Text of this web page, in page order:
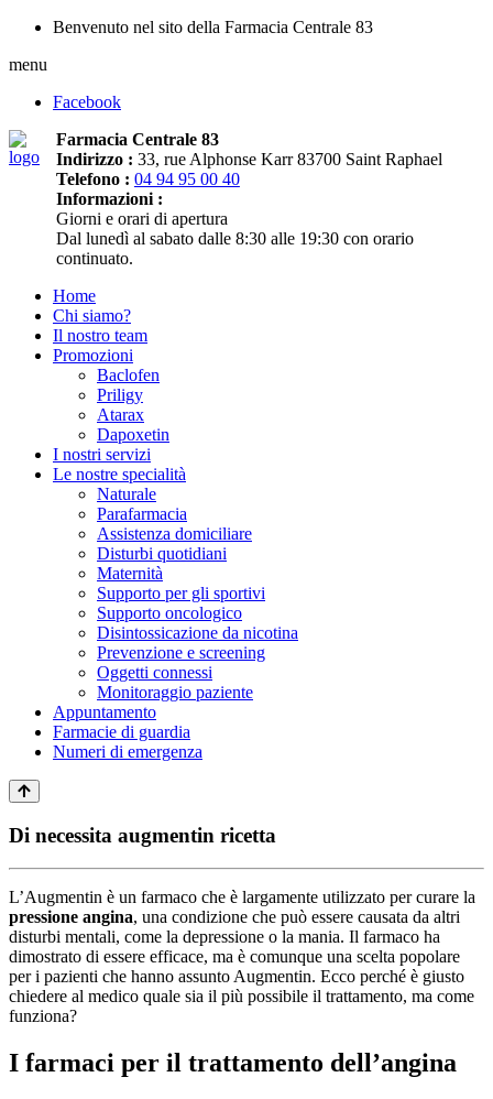
Benvenuto nel sito della Farmacia Centrale 83
menu
Facebook
Farmacia Centrale 83
Indirizzo : 33, rue Alphonse Karr 83700 Saint Raphael
Telefono : 04 94 95 00 40
Informazioni :
Giorni e orari di apertura
Dal lunedì al sabato dalle 8:30 alle 19:30 con orario
continuato.
Home
Chi siamo?
Il nostro team
Promozioni
Baclofen
Priligy
Atarax
Dapoxetin
I nostri servizi
Le nostre specialità
Naturale
Parafarmacia
Assistenza domiciliare
Disturbi quotidiani
Maternità
Supporto per gli sportivi
Supporto oncologico
Disintossicazione da nicotina
Prevenzione e screening
Oggetti connessi
Monitoraggio paziente
Appuntamento
Farmacie di guardia
Numeri di emergenza
Di necessita augmentin ricetta
L’Augmentin è un farmaco che è largamente utilizzato per curare la
pressione angina, una condizione che può essere causata da altri
disturbi mentali, come la depressione o la mania. Il farmaco ha
dimostrato di essere efficace, ma è comunque una scelta popolare
per i pazienti che hanno assunto Augmentin. Ecco perché è giusto
chiedere al medico quale sia il più possibile il trattamento, ma come
funziona?
I farmaci per il trattamento dell’angina